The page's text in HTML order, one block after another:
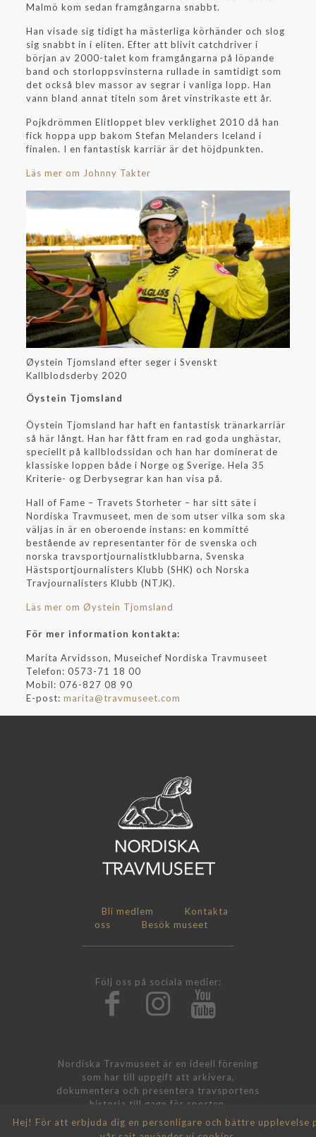
Malmö kom sedan framgångarna snabbt.
Han visade sig tidigt ha mästerliga körhänder och slog
sig snabbt in i eliten. Efter att blivit catchdriver i
början av 2000-talet kom framgångarna på löpande
band och storloppsvinsterna rullade in samtidigt som
det också blev massor av segrar i vanliga lopp. Han
vann bland annat titeln som året vinstrikaste ett år.
Pojkdrömmen Elitloppet blev verklighet 2010 då han
fick hoppa upp bakom Stefan Melanders Iceland i
finalen. I en fantastisk karriär är det höjdpunkten.
Läs mer om Johnny Takter
Øystein Tjomsland efter seger i Svenskt
Kallblodsderby 2020
Öystein Tjomsland
Öystein Tjomsland har haft en fantastisk tränarkarriär
så här långt. Han har fått fram en rad goda unghästar,
speciellt på kallblodssidan och han har dominerat de
klassiske loppen både i Norge og Sverige. Hela 35
Kriterie- og Derbysegrar kan han visa på.
Hall of Fame – Travets Storheter – har sitt säte i
Nordiska Travmuseet, men de som utser vilka som ska
väljas in är en oberoende instans: en kommitté
bestående av representanter för de svenska och
norska travsportjournalistklubbarna, Svenska
Hästsportjournalisters Klubb (SHK) och Norska
Travjournalisters Klubb (NTJK).
Läs mer om Øystein Tjomsland
För mer information kontakta:
Marita Arvidsson, Museichef Nordiska Travmuseet
Telefon: 0573-71 18 00
Mobil: 076-827 08 90
E-post: marita@travmuseet.com
Bli medlem
Kontakta
oss
Besök museet
Följ oss på sociala medier:
Nordiska Travmuseet är en ideell förening
som har till uppgift att arkivera,
dokumentera och presentera travsportens
historia till gagn för sporten.
Hej! För att erbjuda dig en personligare och bättre upplevelse